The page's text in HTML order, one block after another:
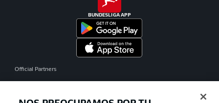
BUNDESLIGA APP
Official Partners